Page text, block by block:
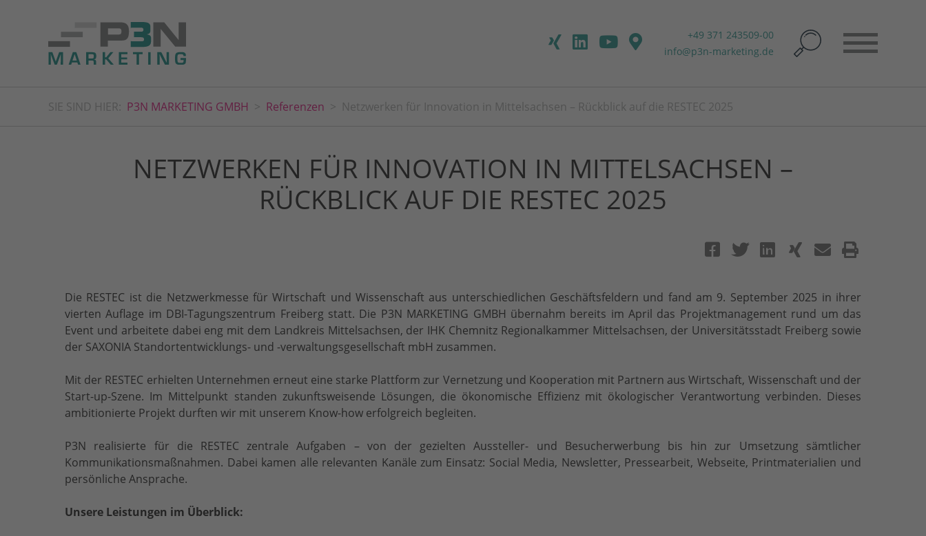
+49 371 243509-00
info@p3n-marketing.de
SIE SIND HIER: P3N MARKETING GMBH Referenzen Netzwerken für Innovation in Mittelsachsen – Rückblick auf die RESTEC 2025
NETZWERKEN FÜR INNOVATION IN MITTELSACHSEN –
RÜCKBLICK AUF DIE RESTEC 2025
Die RESTEC ist die Netzwerkmesse für Wirtschaft und Wissenschaft aus unterschiedlichen Geschäftsfeldern und fand am 9. September 2025 in ihrer
vierten Auflage im DBI-Tagungszentrum Freiberg statt. Die P3N MARKETING GMBH übernahm bereits im April das Projektmanagement rund um das
Event und arbeitete dabei eng mit dem Landkreis Mittelsachsen, der IHK Chemnitz Regionalkammer Mittelsachsen, der Universitätsstadt Freiberg sowie
der SAXONIA Standortentwicklungs- und -verwaltungsgesellschaft mbH zusammen.
Mit der RESTEC erhielten Unternehmen erneut eine starke Plattform zur Vernetzung und Kooperation mit Partnern aus Wirtschaft, Wissenschaft und der
Start-up-Szene. Im Mittelpunkt standen zukunftsweisende Lösungen, die ökonomische Effizienz mit ökologischer Verantwortung verbinden. Dieses
ambitionierte Projekt durften wir mit unserem Know-how erfolgreich begleiten.
P3N realisierte für die RESTEC zentrale Aufgaben – von der gezielten Aussteller- und Besucherwerbung bis hin zur Umsetzung sämtlicher
Kommunikationsmaßnahmen. Dabei kamen alle relevanten Kanäle zum Einsatz: Social Media, Newsletter, Pressearbeit, Webseite, Printmaterialien und
persönliche Ansprache.
Unsere Leistungen im Überblick: